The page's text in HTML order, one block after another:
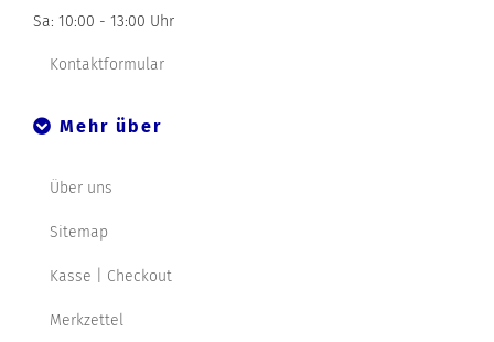
Sa: 10:00 - 13:00 Uhr
Kontaktformular
Mehr über
Über uns
Sitemap
Kasse | Checkout
Merkzettel